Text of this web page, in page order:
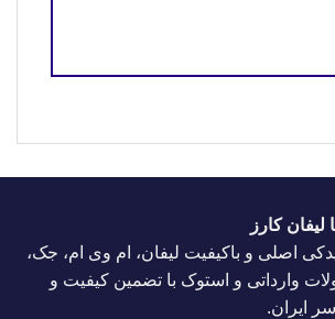
کارز
اصلی و باکیفیت لیفان، ام وی ام، جک،
وارداتی و استوک با تضمین کیفیت و
ایران.